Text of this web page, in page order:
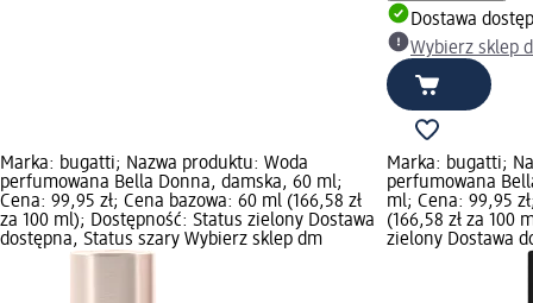
Dostawa
Wybierz sklep
Marka: bugatti; Nazwa produktu: Woda
perfumowana Bella Donna, damska, 60 ml;
Cena: 99,95 zł; Cena bazowa: 60 ml (166,58 zł
za 100 ml); Dostępność: Status zielony Dostawa
dostępna, Status szary Wybierz sklep dm
Marka: bugatti;
perfumowana
ml; Cena: 99,95
(166,58 zł za 100
zielony Dostawa